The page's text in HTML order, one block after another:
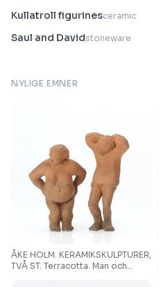
Kullatroll figurinesceramic
Saul and Davidstoneware
NYLIGE EMNER
ÅKE HOLM. KERAMIKSKULPTURER,
TVÅ ST. Terracotta. Man och